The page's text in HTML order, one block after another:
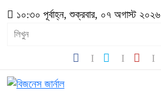
১০:৩০ পূর্বাহ্ন, শুক্রবার, ০৭ অগাস্ট ২০২৬